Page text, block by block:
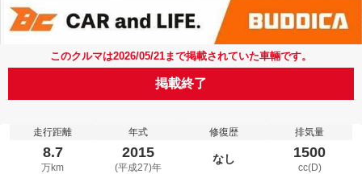
このクルマは2026/05/21まで掲載されていた車輛です。
掲載終了
走行距離
8.7
万km
年式
2015
(平成27)年
修復歴
なし
排気量
1500
cc(D)